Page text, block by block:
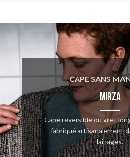
CAPE SANS
MIRZA
Cape réversible ou gilet
fabriqué artisanalement
lainages.